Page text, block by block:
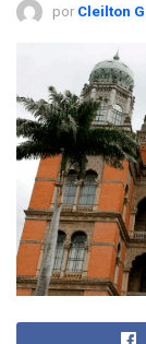
por Cleilton